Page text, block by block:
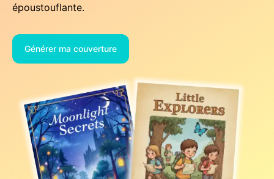
époustouflante.
Générer ma couverture